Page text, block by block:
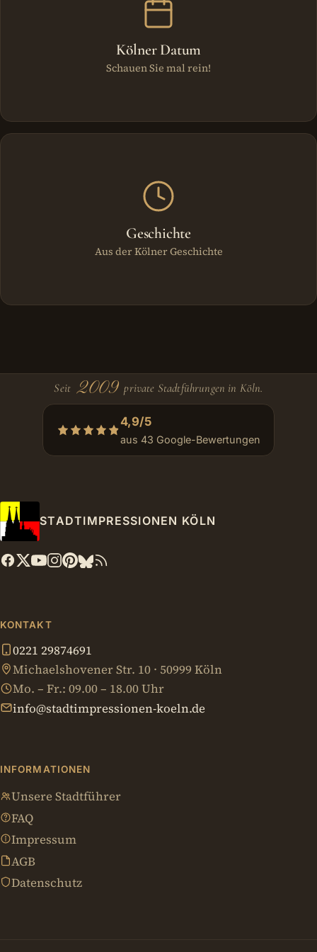
Kölner Datum
Schauen Sie mal rein!
Geschichte
Aus der Kölner Geschichte
Seit 2009 private Stadtführungen in Köln.
4,9/5
aus 43 Google-Bewertungen
STADTIMPRESSIONEN KÖLN
KONTAKT
0221 29874691
Michaelshovener Str. 10 · 50999 Köln
Mo. – Fr.: 09.00 – 18.00 Uhr
info@stadtimpressionen-koeln.de
INFORMATIONEN
Unsere Stadtführer
FAQ
Impressum
AGB
Datenschutz